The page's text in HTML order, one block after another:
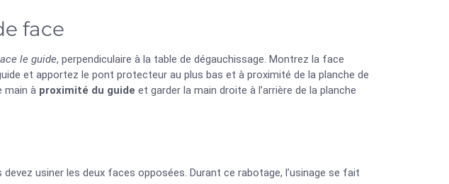
face
le guide, perpendiculaire à la table de dégauchissage. Montrez la face
et apportez le pont protecteur au plus bas et à proximité de la planche de
main à proximité du guide et garder la main droite à l’arrière de la planche
usiner les deux faces opposées. Durant ce rabotage, l’usinage se fait